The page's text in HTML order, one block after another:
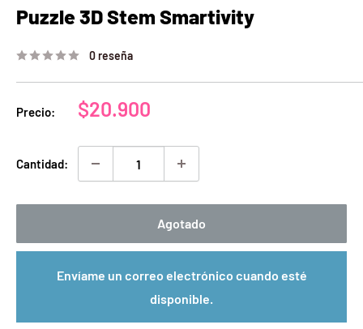
Puzzle 3D Stem Smartivity
0 reseña
Precio:
Precio
venta
$20.900
Cantidad:
Agotado
Envíame un correo electrónico cuando esté
disponible.